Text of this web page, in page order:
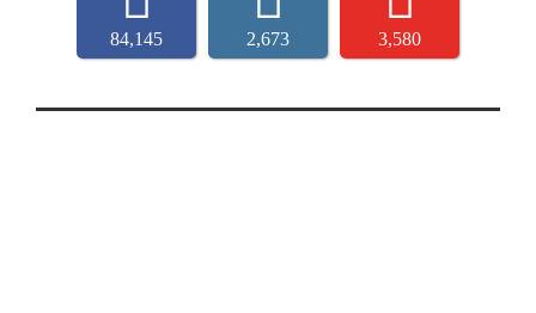
84,145 2,673 3,580